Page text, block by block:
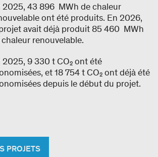
2025, 43 896 MWh de chaleur
ont été produits. En 2026,
avait déjà produit 85 460 MWh
renouvelable.
2025, 9 330 t CO₂ ont été
et 18 754 t CO₂ ont déjà été
depuis le début du projet.
PROJETS